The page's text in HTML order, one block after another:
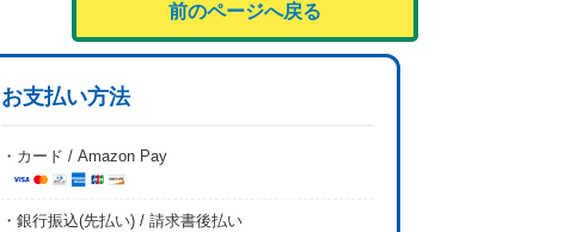
前のページへ戻る
お支払い方法
・カード / Amazon Pay
・銀行振込(先払い) / 請求書後払い